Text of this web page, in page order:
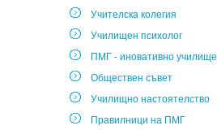
Учителска колегия
Училищен психолог
ПМГ - иновативно училище
Обществен съвет
Училищно настоятелство
Правилници на ПМГ